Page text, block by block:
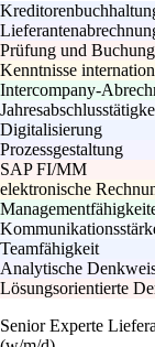
Prüfung und
Kenntnisse
Intercompany-
Digitalisierung
Prozessgestaltung
SAP FI/MM
elektronische
Teamfähigkeit
Analytische
Lösungsorientierte
Senior Experte